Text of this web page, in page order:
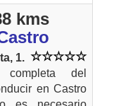
kms
1.
completa del
en Castro